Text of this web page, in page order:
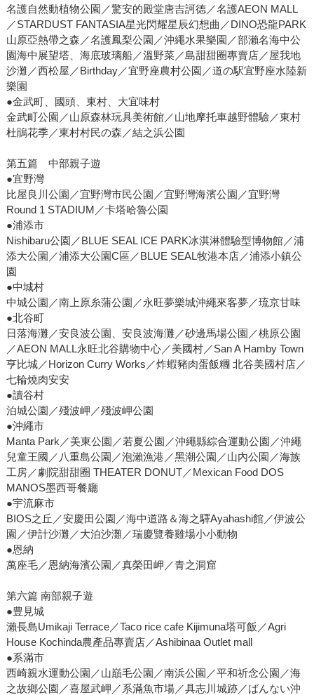
名護自然動植物公園／驚安的殿堂唐吉訶德／名護AEON MALL
／STARDUST FANTASIA星光閃耀星辰幻想曲／DINO恐龍PARK
山原亞熱帶之森／名護鳳梨公園／沖繩水果樂園／部瀨名海中公
園海中展望塔、海底玻璃船／溫野菜／島甜甜圈專賣店／屋我地
沙灘／西松屋／Birthday／宜野座農村公園／道の駅宜野座水陸新
樂園
●金武町、國頭、東村、大宜味村
金武町公園／山原森林玩具美術館／山地摩托車越野體驗／東村
杜鵑花季／東村村民の森／結之浜公園
第五篇 中部親子遊
●宜野灣
比屋良川公園／宜野灣市民公園／宜野灣海濱公園／宜野灣
Round 1 STADIUM／卡塔哈魯公園
●浦添市
Nishibaru公園／BLUE SEAL ICE PARK冰淇淋體驗型博物館／浦
添大公園／浦添大公園C區／BLUE SEAL牧港本店／浦添小鎮公
園
●中城村
中城公園／南上原糸蒲公園／永旺夢樂城沖繩來客夢／琉京甘味
●北谷町
日落海灘／安良波公園、安良波海灘／砂邊馬場公園／桃原公園
／AEON MALL永旺北谷購物中心／美國村／San A Hamby Town
亨比城／Horizon Curry Works／炸蝦豬肉蛋飯糰 北谷美國村店／
七輪燒肉安安
●讀谷村
泊城公園／殘波岬／殘波岬公園
●沖繩市
Manta Park／美東公園／若夏公園／沖繩縣綜合運動公園／沖繩
兒童王國／八重島公園／泡瀨漁港／黑潮公園／山內公園／海族
工房／劇院甜甜圈 THEATER DONUT／Mexican Food DOS
MANOS墨西哥餐廳
●宇流麻市
BIOS之丘／安慶田公園／海中道路＆海之驛Ayahashi館／伊波公
園／伊計沙灘／大泊沙灘／瑞慶覽養雞場小小動物
●恩納
萬座毛／恩納海濱公園／真榮田岬／青之洞窟
第六篇 南部親子遊
●豊見城
瀨長島Umikaji Terrace／Taco rice cafe Kijimuna塔可飯／Agri
House Kochinda農產品專賣店／Ashibinaa Outlet mall
●系滿市
西崎親水運動公園／山巔毛公園／南浜公園／平和祈念公園／海
之故鄉公園／喜屋武岬／系滿魚市場／具志川城跡／ばんない沖